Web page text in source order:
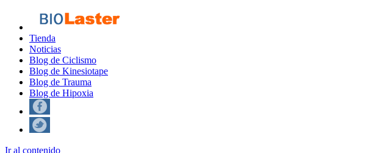
Tienda
Noticias
Blog de Ciclismo
Blog de Kinesiotape
Blog de Trauma
Blog de Hipoxia
Ir al contenido